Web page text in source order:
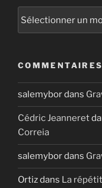
salemybordans
Cédric Jeanneret
Correia
salemybordans
Ortizdans La